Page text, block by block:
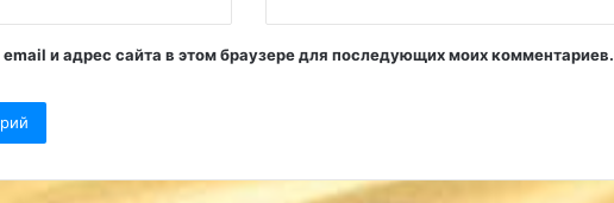
и адрес сайта в этом браузере для последующих моих комментариев.